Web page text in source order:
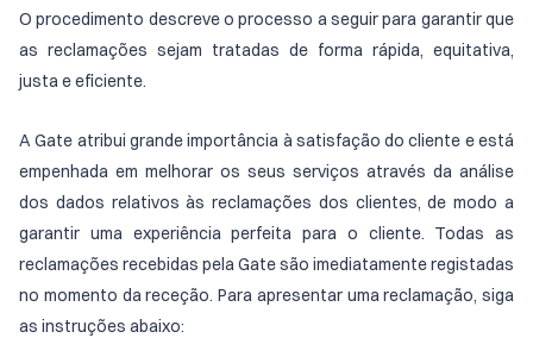
O procedimento descreve o processo a seguir para garantir que
as reclamações sejam tratadas de forma rápida, equitativa,
justa e eficiente.
A Gate atribui grande importância à satisfação do cliente e está
empenhada em melhorar os seus serviços através da análise
dos dados relativos às reclamações dos clientes, de modo a
garantir uma experiência perfeita para o cliente. Todas as
reclamações recebidas pela Gate são imediatamente registadas
no momento da receção. Para apresentar uma reclamação, siga
as instruções abaixo: